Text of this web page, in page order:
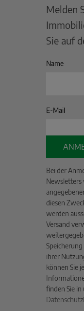
Melden
Sie auf
Name
E-Mail
Bei der
Newsletters
diesen
werden
Versand
ihrer
können Sie
finden Sie in